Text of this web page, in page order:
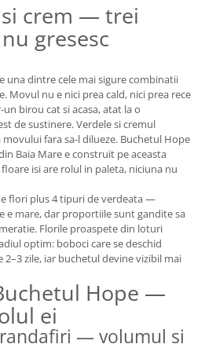
crem — trei
gresesc
una dintre cele mai sigure combinatii
Movul nu e nici prea cald, nici prea rece
birou cat si acasa, atat la o
de sustinere. Verdele si cremul
fara sa-l dilueze. Buchetul Hope
Baia Mare e construit pe aceasta
isi are rolul in paleta, niciuna nu
flori plus 4 tipuri de verdeata —
e mare, dar proportiile sunt gandite sa
Florile proaspete din loturi
optim: boboci care se deschid
zile, iar buchetul devine vizibil mai
Hope —
ei
— volumul si